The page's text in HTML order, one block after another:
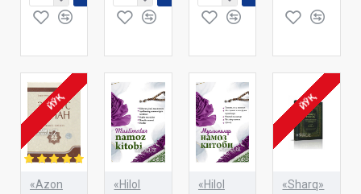
ЙЎҚ
«Azon
«Hilol
«Hilol
ЙЎҚ
«Sharq»